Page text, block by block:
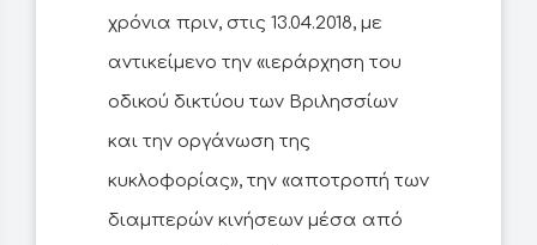
χρόνια πριν, στις 13.04.2018, με
αντικείμενο την «ιεράρχηση του
οδικού δικτύου των Βριλησσίων
και την οργάνωση της
κυκλοφορίας», την «αποτροπή των
διαμπερών κινήσεων μέσα από